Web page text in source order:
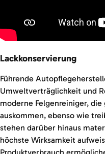
Lackkonservierung
Führende
Umweltverträglichkeit und
moderne Felgenreiniger, die
auskommen, ebenso wie
stehen darüber hinaus
höchste Wirksamkeit